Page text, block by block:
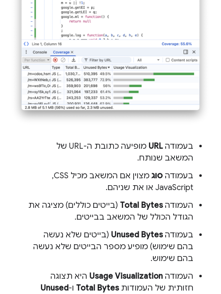
בעמודהURL
מופיעה כתובת ה-URL של
המשאב שנותח.
בעמודה סוג
מצוין אם המשאב מכיל CSS,‏
JavaScript או את שניהם.
העמודהTotal Bytes (בייטים כוללים) מציגה את
הגודל הכולל של המשאב בבייטים.
בעמודהUnused Bytes (בייטים שלא נעשה
בהם שימוש) מופיע מספר הבייטים שלא נעשה
בהם שימוש.
העמודה Usage Visualization היא תצוגה
חזותית של העמודותTotal Bytes ו-Unused